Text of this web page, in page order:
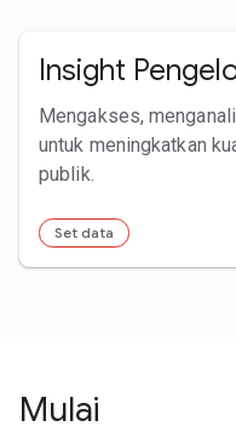
Insight
Mengakses,
untuk meningkatkan
publik.
Set data
Mulai